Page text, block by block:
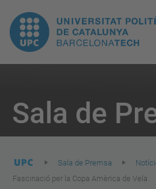
UPC.
Universitat
de
Catalunya
Sala de
here:
Sala de Premsa
Fascinació per la Copa Amèrica de Vela